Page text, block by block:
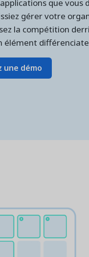
que vous
gérer votre
la compétition
élément
une démo